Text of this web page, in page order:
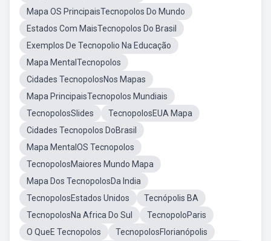
Mapa OS PrincipaisTecnopolos Do Mundo
Estados Com MaisTecnopolos Do Brasil
Exemplos De Tecnopolio Na Educação
Mapa MentalTecnopolos
Cidades TecnopolosNos Mapas
Mapa PrincipaisTecnopolos Mundiais
TecnopolosSlides
TecnopolosEUA Mapa
Cidades Tecnopolos DoBrasil
Mapa MentalOS Tecnopolos
TecnopolosMaiores Mundo Mapa
Mapa Dos TecnopolosDa India
TecnopolosEstados Unidos
Tecnópolis BA
TecnopolosNa Africa Do Sul
TecnopoloParis
O QueE Tecnopolos
TecnopolosFlorianópolis